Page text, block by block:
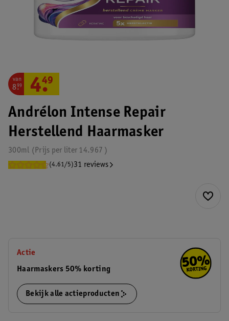
Andrélon Intense Repair
Herstellend Haarmasker
300ml 14.967
Prijs per liter
(4.61/5)31 reviews
van
8.
99 4.
49
Actie
Haarmaskers 50% korting
Bekijk alle actieproducten